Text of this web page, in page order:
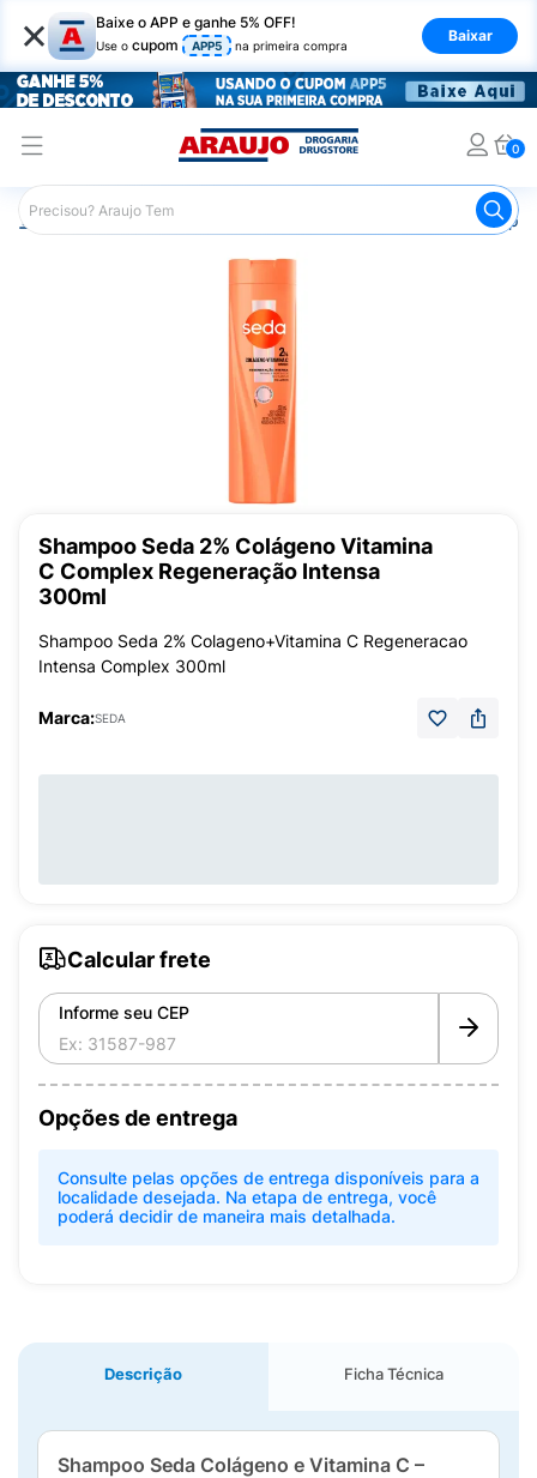
× Baixe o APP e ganhe 5% OFF!
Use o cupom APP5 na primeira compra
Baixar
0
Araujo Cabelo Cabelos de Todos os Tipos
Shampoo Seda 2% Colágeno Vitamina
C Complex Regeneração Intensa
300ml
Shampoo Seda 2% Colageno+Vitamina C Regeneracao
Intensa Complex 300ml
Marca:SEDA
Calcular frete
Informe seu CEP
Opções de entrega
Consulte pelas opções de entrega disponíveis para a
localidade desejada. Na etapa de entrega, você
poderá decidir de maneira mais detalhada.
Descrição Ficha Técnica
Shampoo Seda Colágeno e Vitamina C –